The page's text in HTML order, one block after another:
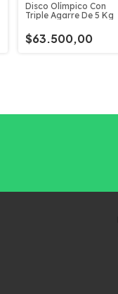
Disco Olímpico Con
Triple Agarre De 5 Kg
$63.500,00